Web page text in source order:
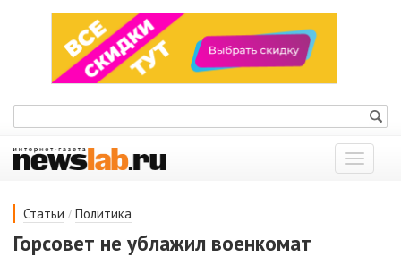
Показать
меню
Статьи / Политика
Горсовет не ублажил военкомат